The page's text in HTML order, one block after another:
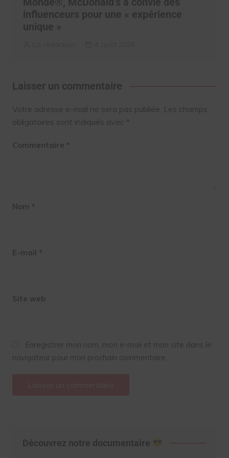
influenceurs pour une « expérience
unique »
Laisser un commentaire
Votre adresse e-mail ne sera pas publiée. Les champs
obligatoires sont indiqués avec *
Commentaire *
Nom *
E-mail *
Site web
Enregistrer mon nom, mon e-mail et mon site dans le
navigateur pour mon prochain commentaire.
Découvrez notre documentaire